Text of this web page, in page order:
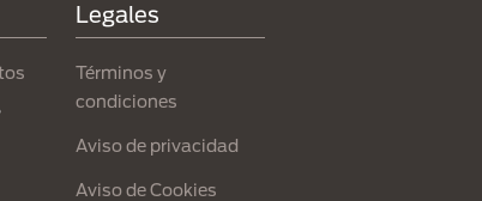
Legales
Términos y
condiciones
Aviso de privacidad
Aviso de Cookies